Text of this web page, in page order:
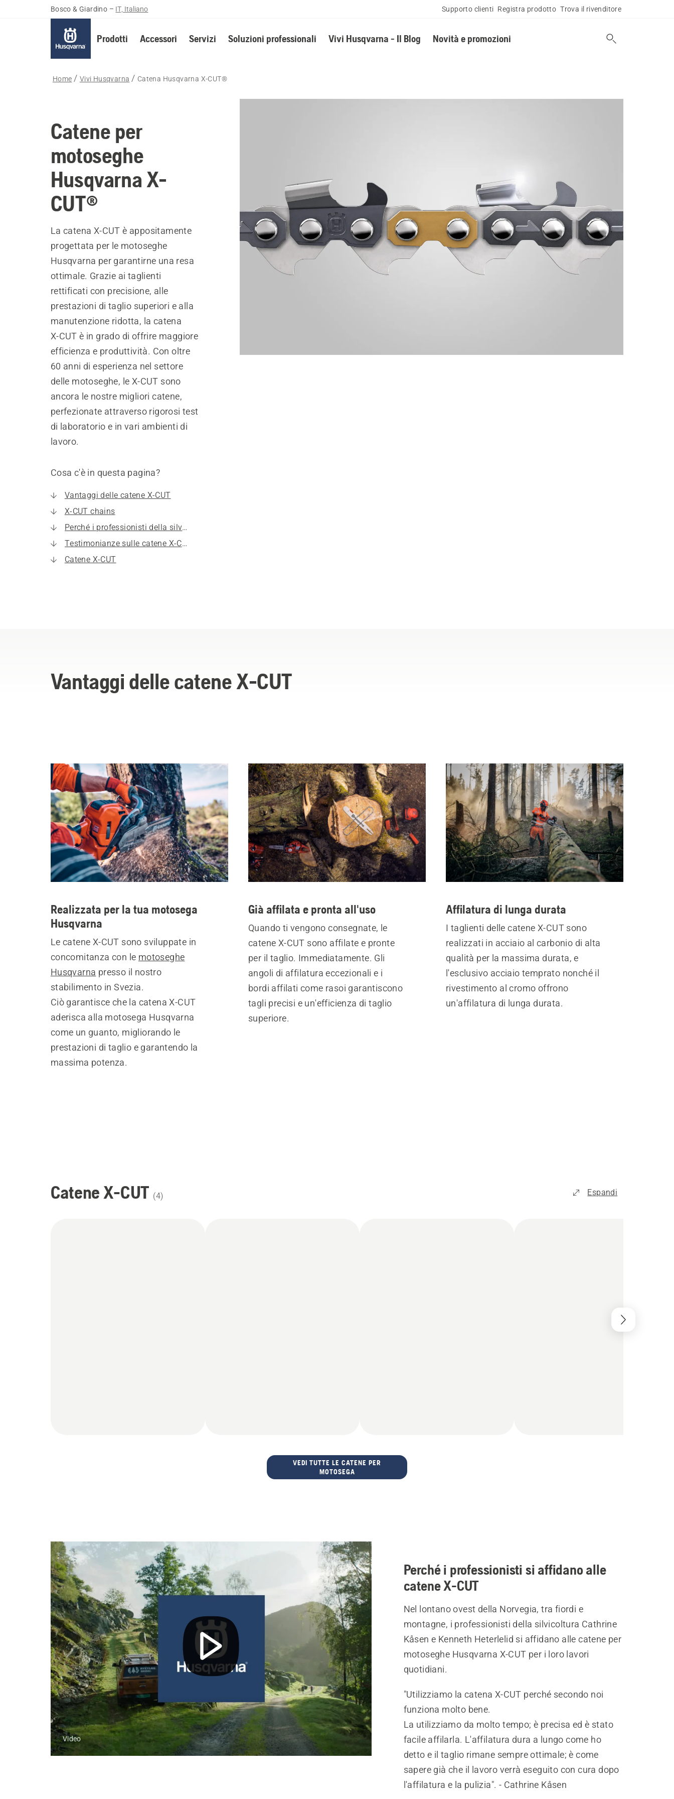
Bosco & Giardino – IT, Italiano Supporto clienti Registra prodotto Trova il rivenditore
Prodotti Accessori Servizi Soluzioni professionali Vivi Husqvarna - Il Blog Novità e promozioni
Home Vivi Husqvarna Catena Husqvarna X-CUT ®
Catene per
motoseghe
Husqvarna X-
CUT®
La catena X-CUT è appositamente
progettata per le motoseghe
Husqvarna per garantirne una resa
ottimale. Grazie ai taglienti
rettificati con precisione, alle
prestazioni di taglio superiori e alla
manutenzione ridotta, la catena
X‑CUT è in grado di offrire maggiore
efficienza e produttività. Con oltre
60 anni di esperienza nel settore
delle motoseghe, le X‑CUT sono
ancora le nostre migliori catene,
perfezionate attraverso rigorosi test
di laboratorio e in vari ambienti di
lavoro.
Cosa c'è in questa pagina?
Vantaggi delle catene X-CUT
X-CUT chains
Perché i professionisti della silvicoltura si affidano a X-CUT di Husqvarna
Testimonianze sulle catene X-CUT
Catene X-CUT
Vantaggi delle catene X-CUT
Realizzata per la tua motosega
Husqvarna
Le catene X-CUT sono sviluppate in
concomitanza con le motoseghe
Husqvarna presso il nostro
stabilimento in Svezia.
Ciò garantisce che la catena X-CUT
aderisca alla motosega Husqvarna
come un guanto, migliorando le
prestazioni di taglio e garantendo la
massima potenza.
Già affilata e pronta all'uso
Quando ti vengono consegnate, le
catene X‑CUT sono affilate e pronte
per il taglio. Immediatamente. Gli
angoli di affilatura eccezionali e i
bordi affilati come rasoi garantiscono
tagli precisi e un'efficienza di taglio
superiore.
Affilatura di lunga durata
I taglienti delle catene X-CUT sono
realizzati in acciaio al carbonio di alta
qualità per la massima durata, e
l'esclusivo acciaio temprato nonché il
rivestimento al cromo offrono
un'affilatura di lunga durata.
Catene X-CUT (4) Espandi
VEDI TUTTE LE CATENE PER
MOTOSEGA
Video
Perché i professionisti si affidano alle
catene X-CUT
Nel lontano ovest della Norvegia, tra fiordi e
montagne, i professionisti della silvicoltura Cathrine
Kåsen e Kenneth Heterlelid si affidano alle catene per
motoseghe Husqvarna X-CUT per i loro lavori
quotidiani.
"Utilizziamo la catena X-CUT perché secondo noi
funziona molto bene.
La utilizziamo da molto tempo; è precisa ed è stato
facile affilarla. L'affilatura dura a lungo come ho
detto e il taglio rimane sempre ottimale; è come
sapere già che il lavoro verrà eseguito con cura dopo
l'affilatura e la pulizia". - Cathrine Kåsen